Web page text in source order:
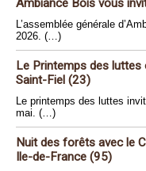
Ambiance Bois vous
L’assemblée générale
2026. (…)
Le Printemps des
Saint-Fiel (23)
Le printemps des luttes
mai. (…)
Nuit des forêts avec le
Ile-de-France (95)